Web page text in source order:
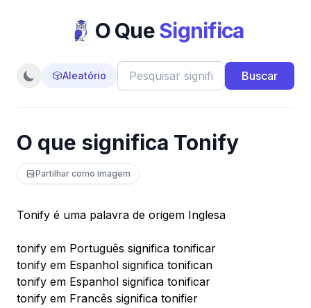
O QueSignifica
🎲Aleatório Buscar
O que significa Tonify
Partilhar como imagem
Tonify é uma palavra de origem Inglesa
tonify em Português significa tonificar
tonify em Espanhol significa tonifican
tonify em Espanhol significa tonificar
tonify em Francês significa tonifier